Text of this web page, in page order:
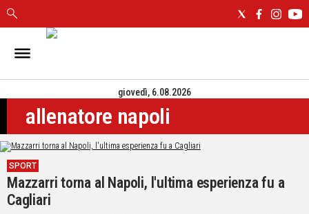
IN
CAGLIARI
SASSARI
NUORO
ORISTANO
SULCIS
GALLURA
OGLIASTRA
giovedì, 6.08.2026
allenatore napoli
SPORT
Mazzarri torna al Napoli, l'ultima esperienza fu a
Cagliari